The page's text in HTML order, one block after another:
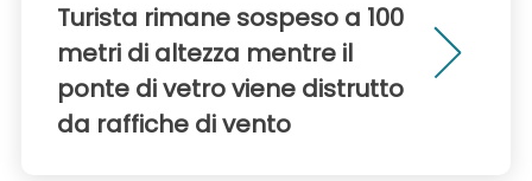
Turista rimane sospeso a 100
metri di altezza mentre il
ponte di vetro viene distrutto
da raffiche di vento